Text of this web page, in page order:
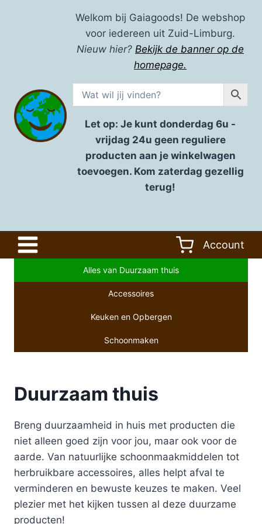
Welkom bij Gaiagoods! De webshop
voor iedereen uit Zuid-Limburg.
Nieuw hier? Bekijk de banner op de
homepage.
Let op: Je kunt donderdag 6u -
vrijdag 24u geen reguliere
producten aan je winkelwagen
toevoegen. Kom zaterdag gezellig
terug!
Account
Alles van Duurzaam thuis
Accessoires
Keuken en Opbergen
Schoonmaken
Duurzaam thuis
Breng duurzaamheid in huis met producten die
niet alleen goed zijn voor jou, maar ook voor de
aarde. Van natuurlijke schoonmaakmiddelen tot
herbruikbare accessoires, alles helpt afval te
verminderen en bewuste keuzes te maken. Veel
plezier met het kijken tussen al deze duurzame
producten!